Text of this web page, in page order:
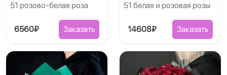
51 розово-белая роза
6560₽ Заказать
51 белая и розовая розы
14608₽ Заказать